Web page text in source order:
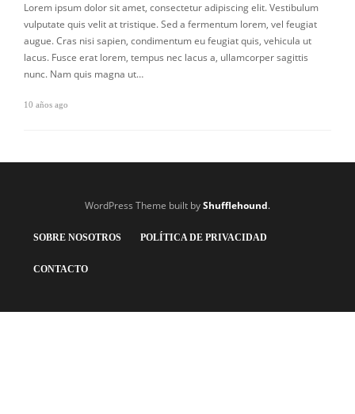
Lorem ipsum dolor sit amet, consectetur adipiscing elit. Vestibulum
vulputate quis velit at tristique. Sed a fermentum lorem, vel feugiat
augue. Cras nisi sapien, condimentum eu feugiat quis, vehicula ut
lacus. Fusce erat lorem, tempus nec lacus a, ullamcorper sagittis
nunc. Nam quis magna ut…
10 años ago
WordPress Theme built byShufflehound.
SOBRE NOSOTROS POLÍTICA DE PRIVACIDAD
CONTACTO